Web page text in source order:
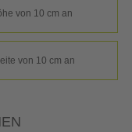
von 10 cm an
von 10 cm an